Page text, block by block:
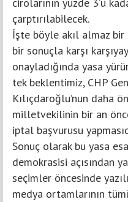
çarptırılabilecek.
İşte böyle akıl almaz bir
bir sonuçla karşı
onayladığında yasa
tek beklentimiz, CHP
Kılıçdaroğlu’nun daha
milletvekilinin bir an
iptal başvurusu
Sonuç olarak bu yasa
demokrasisi açısından
seçimler öncesinde
medya ortamlarının